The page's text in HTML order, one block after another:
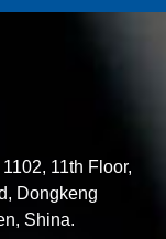
11th Floor,
Dongkeng
Shina.